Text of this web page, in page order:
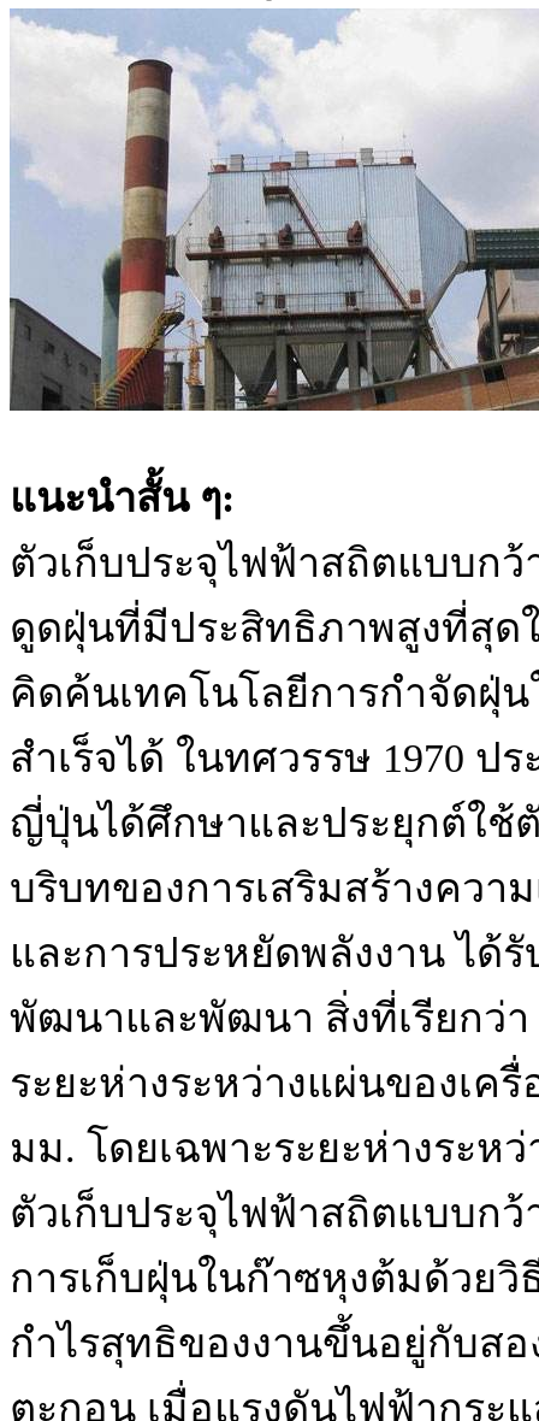
แนะนำสั้น ๆ:
ตัวเก็บประจุไฟฟ้าสถิตแบบกว้
ดูดฝุ่นที่มีประสิทธิภาพสูงที่สุด
คิดค้นเทคโนโลยีการกำจัดฝุ่
สำเร็จได้ ในทศวรรษ 1970 ป
ญี่ปุ่นได้ศึกษาและประยุกต์ใช้
บริบทของการเสริมสร้างควา
และการประหยัดพลังงาน ได้
พัฒนาและพัฒนา สิ่งที่เรียกว่า
ระยะห่างระหว่างแผ่นของเค
มม. โดยเฉพาะระยะห่างระห
ตัวเก็บประจุไฟฟ้าสถิตแบบก
การเก็บฝุ่นในก๊าซหุงต้มด้วย
กำไรสุทธิของงานขึ้นอยู่กับส
ตะกอน เมื่อแรงดันไฟฟ้ากระ